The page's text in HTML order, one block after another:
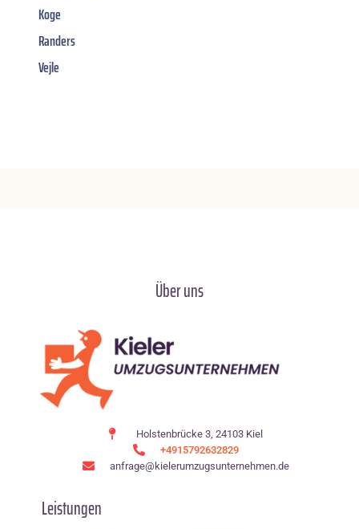
Koge
Randers
Vejle
Über uns
Holstenbrücke 3, 24103 Kiel
+4915792632829
anfrage@kielerumzugsunternehmen.de
Leistungen